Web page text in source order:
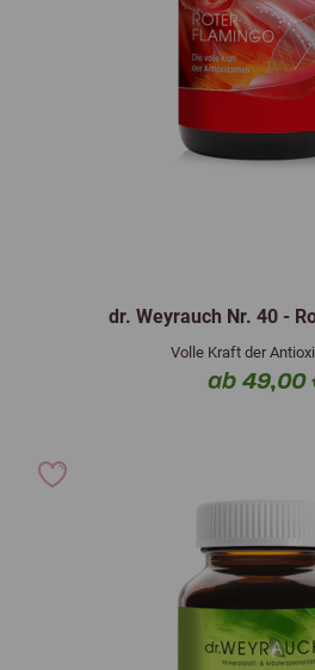
dr. Weyrauch Nr. 40 -
Volle Kraft der
ab 49,00